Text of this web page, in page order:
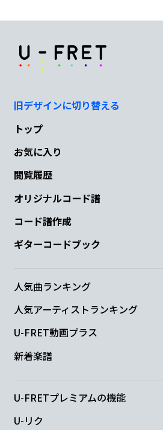
り
ひっそりウワサの
Am
恋に
E7
なって 愛に
ひっそり内緒で あの子と発展
Am
人生崩壊
C7
恋に
E7 Am
旧デザインに切り替える
トップ
お気に入り
閲覧履歴
オリジナルコード譜
コード譜作成
ギターコードブック
人気曲ランキング
人気アーティストランキング
U-FRET動画プラス
新着楽譜
U-FRETプレミアムの機能
U-リク